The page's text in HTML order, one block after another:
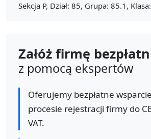
Sekcja P, Dział: 85, Grupa: 85.1,
Załóż firmę
z pomocą ekspertów
Oferujemy bezpłatne
procesie rejestracji firmy do
VAT.